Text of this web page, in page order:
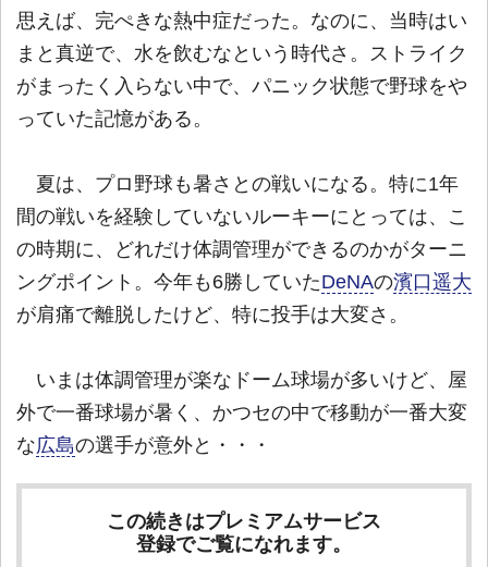
思えば、完ぺきな熱中症だった。なのに、当時はい
まと真逆で、水を飲むなという時代さ。ストライク
がまったく入らない中で、パニック状態で野球をや
っていた記憶がある。
夏は、プロ野球も暑さとの戦いになる。特に1年
間の戦いを経験していないルーキーにとっては、こ
の時期に、どれだけ体調管理ができるのかがターニ
ングポイント。今年も6勝していたDeNAの濱口遥大
が肩痛で離脱したけど、特に投手は大変さ。
いまは体調管理が楽なドーム球場が多いけど、屋
外で一番球場が暑く、かつセの中で移動が一番大変
な広島の選手が意外と・・・
この続きはプレミアムサービス
登録でご覧になれます。